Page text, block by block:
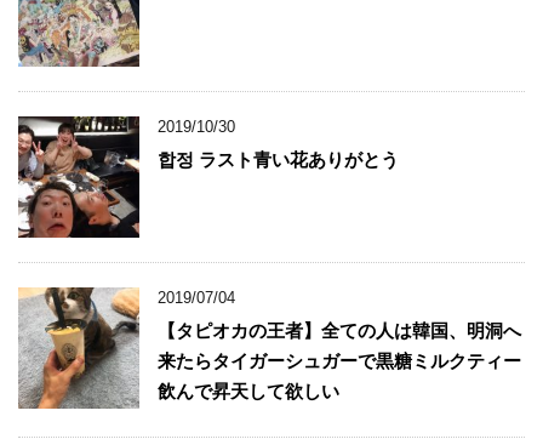
2019/10/30
합정 ラスト青い花ありがとう
2019/07/04
【タピオカの王者】全ての人は韓国、明洞へ
来たらタイガーシュガーで黒糖ミルクティー
飲んで昇天して欲しい